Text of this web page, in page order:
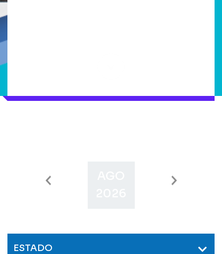
SET
ESTADO